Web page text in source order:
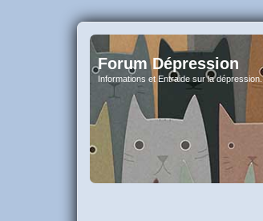
Forum Dépression
Informations et Entraide sur la dépression.